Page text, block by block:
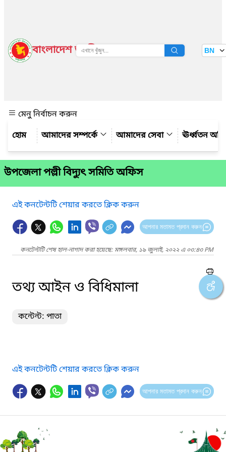
বাংলাদেশ জাতীয় তথ্য বাতায়ন BN
মেনু নির্বাচন করুন
আমাদের সম্পর্কে
আমাদের সেবা ঊর্ধ্বতন
উপজেলা পল্লী বিদ্যুৎ সমিতি অফিস
এই কনটেন্টটি শেয়ার করতে ক্লিক করুন
আপনার মতামত প্রদান করুন
কনটেন্টটি শেষ হাল-নাগাদ করা হয়েছে: মঙ্গলবার, ১৯ জুলাই, ২০২২ এ ০৩:৪৩ PM
তথ্য আইন ও বিধিমালা
কন্টেন্ট: পাতা
এই কনটেন্টটি শেয়ার করতে ক্লিক করুন
আপনার মতামত প্রদান করুন